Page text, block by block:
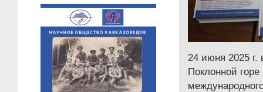
24 июня 2025
Поклонной